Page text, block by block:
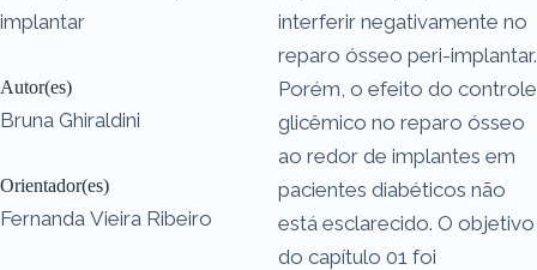
implantar
Autor(es)
Bruna Ghiraldini
Orientador(es)
Fernanda Vieira Ribeiro
interferir negativamente no
reparo ósseo peri-implantar.
Porém, o efeito do controle
glicêmico no reparo ósseo
ao redor de implantes em
pacientes diabéticos não
está esclarecido. O objetivo
do capítulo 01 foi